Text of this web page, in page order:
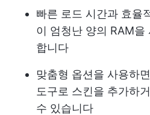
빠른 로드 시간과 효율
이 엄청난 양의 RAM을
합니다
맞춤형 옵션을 사용하
도구로 스킨을 추가하
수 있습니다